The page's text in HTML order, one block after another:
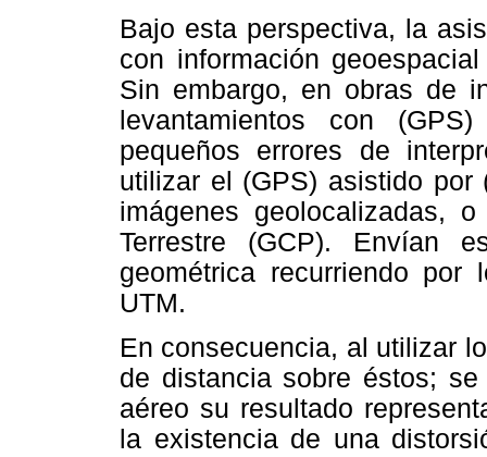
Bajo esta perspectiva, la
con información
Sin embargo, en obras de
levantamientos con
pequeños errores de
utilizar el (GPS) asistido
imágenes geolocalizadas,
Terrestre (GCP). Envían
geométrica recurriendo
UTM.
En consecuencia, al utilizar
de distancia sobre éstos;
aéreo su resultado
la existencia de una